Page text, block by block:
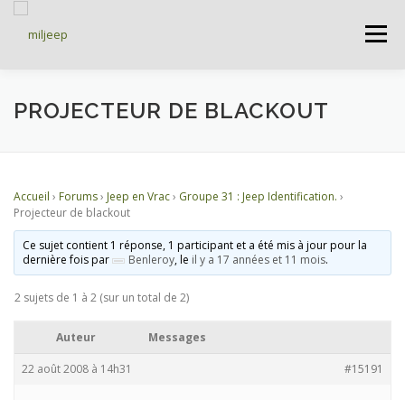
Menu
ACCUEIL ARTICLES PETITES ANNONCES
DOCUMENTATIONS FORUMS S’INSCRIRE
CONNEXION
PROJECTEUR DE BLACKOUT
Accueil › Forums› Jeep en Vrac› Groupe 31 : Jeep Identification. ›
Projecteur de blackout
Ce sujet contient 1 réponse, 1 participant et a été mis à jour pour la
dernière fois par
Benleroy, le il y a 17 années et 11 mois.
2 sujets de 1 à 2 (sur un total de 2)
Auteur Messages
22 août 2008 à 14h31 #15191